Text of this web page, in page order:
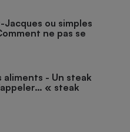
Jacques ou simples
ne pas se
aliments - Un steak
« steak